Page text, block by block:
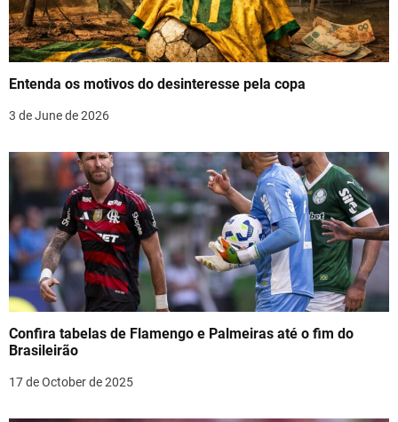
a
t
n
Entenda os motivos do desinteresse pela copa
3 de June de 2026
Confira tabelas de Flamengo e Palmeiras até o fim do
Brasileirão
17 de October de 2025